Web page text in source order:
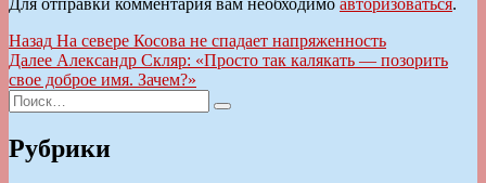
Навигация
по
записям
Назад Предыдущая
запись:
На севере Косова не спадает напряженность
Далее Следующая
запись:
Александр Скляр: «Просто так калякать — позорить
свое доброе имя. Зачем?»
Искать:
Поиск
Рубрики